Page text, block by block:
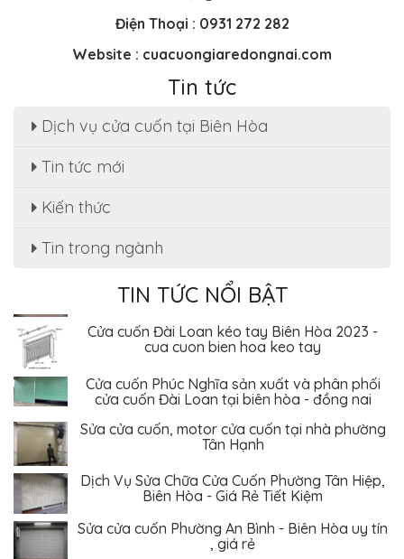
Điện Thoại : 0931 272 282
Website : cuacuongiaredongnai.com
Tin tức
Dịch vụ cửa cuốn tại Biên Hòa
Tin tức mới
Kiến thức
Tin trong ngành
TIN TỨC NỔI BẬT
Dịch Vụ Sửa Chữa Cửa Cuốn Phường Tân Hiệp,
Sửa cửa cuốn Phường An Bình - Biên Hòa uy tín
Cửa cuốn Đài Loan kéo tay Biên Hòa 2023 -
Cửa cuốn Phúc Nghĩa sản xuất và phân phối
Sửa cửa cuốn, motor cửa cuốn tại nhà phường
Tân Hạnh
Dịch Vụ Sửa Chữa Cửa Cuốn Phường Tân Hiệp,
Sửa cửa cuốn Phường An Bình - Biên Hòa uy tín
Cửa cuốn Đài Loan kéo tay Biên Hòa 2023 -